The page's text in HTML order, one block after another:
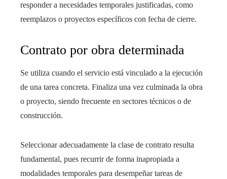
responder a necesidades temporales justificadas, como
reemplazos o proyectos específicos con fecha de cierre.
Contrato por obra determinada
Se utiliza cuando el servicio está vinculado a la ejecución
de una tarea concreta. Finaliza una vez culminada la obra
o proyecto, siendo frecuente en sectores técnicos o de
construcción.
Seleccionar adecuadamente la clase de contrato resulta
fundamental, pues recurrir de forma inapropiada a
modalidades temporales para desempeñar tareas de